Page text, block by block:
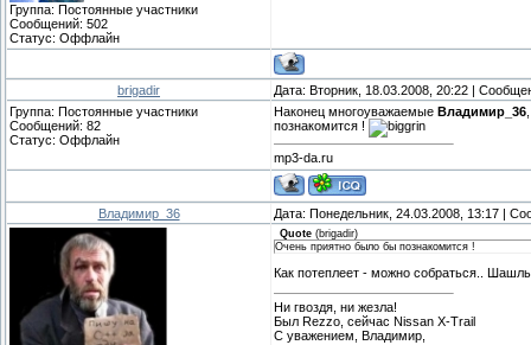
Группа: Постоянные участники
Сообщений: 502
Статус: Оффлайн
brigadir
Дата: Вторник, 18.03.2008, 20:22 |
Группа: Постоянные участники
Сообщений: 82
Статус: Оффлайн
Наконец многоуважаемые Владимир_36
познакомится !
mp3-da.ru
Владимир_36 Дата: Понедельник, 24.03.2008, 13:17 |
Quote (brigadir)
Очень приятно было бы познакомится !
Как потеплеет - можно собраться..
Ни гвоздя, ни жезла!
Был Rezzo, сейчас Nissan X-Trail
С уважением, Владимир,